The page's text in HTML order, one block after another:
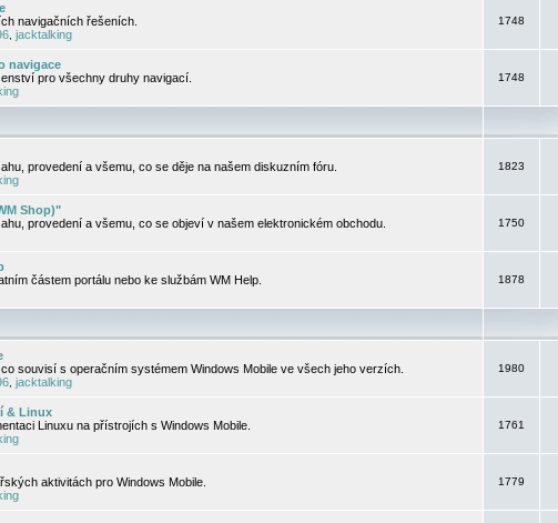
navigačních řešeních.
jacktalking
1748
navigace
pro všechny druhy navigací.
1748
provedení a všemu, co se děje na našem diskuzním fóru.
1823
Shop)"
provedení a všemu, co se objeví v našem elektronickém obchodu.
1750
částem portálu nebo ke službám WM Help.
1878
souvisí s operačním systémem Windows Mobile ve všech jeho verzích.
jacktalking
1980
& Linux
Linuxu na přístrojích s Windows Mobile.
1761
aktivitách pro Windows Mobile.
1779